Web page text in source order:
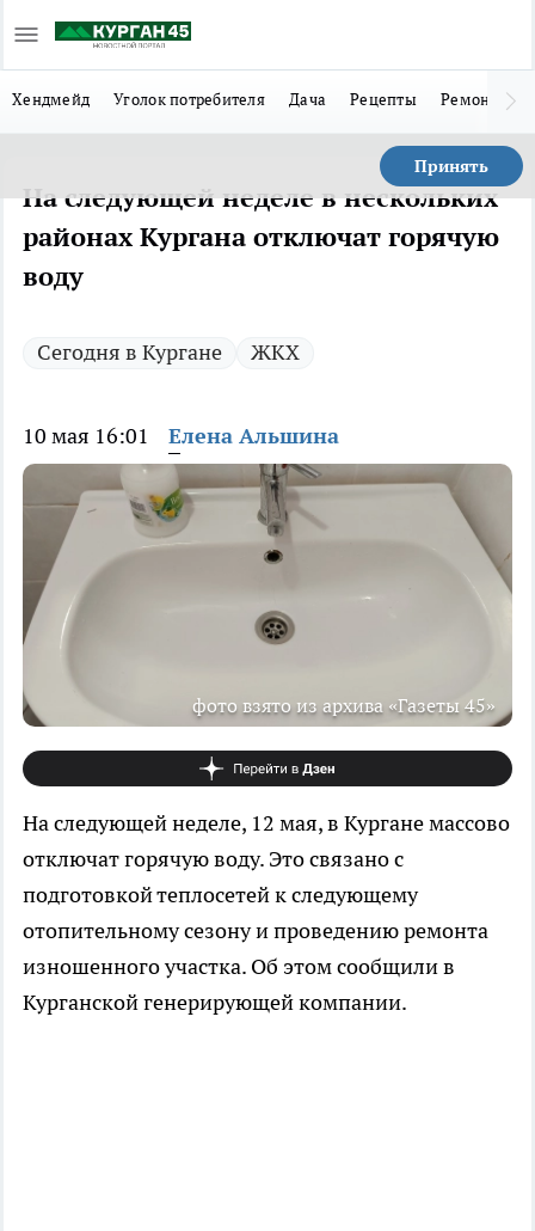
Хендмейд Уголок потребителя Дача Рецепты Ремонт
Принять
На следующей неделе в нескольких
районах Кургана отключат горячую
воду
Сегодня в Кургане ЖКХ
10 мая 16:01 Елена Альшина
фото взято из архива «Газеты 45»
На следующей неделе, 12 мая, в Кургане массово
отключат горячую воду. Это связано с
подготовкой теплосетей к следующему
отопительному сезону и проведению ремонта
изношенного участка. Об этом сообщили в
Курганской генерирующей компании.